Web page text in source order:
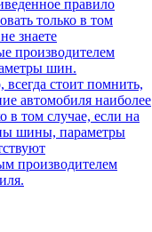
правило
только в том
знаете
производителем
шин.
всегда стоит помнить,
автомобиля наиболее
в том случае, если на
шины, параметры
производителем